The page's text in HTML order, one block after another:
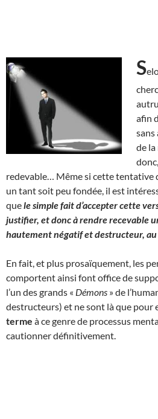
S
afin
sans
de
redevable… Même si cette tentative
un tant soit peu fondée, il est
quele simple fait d’accepter cette
justifier, et donc à rendre recevable
hautement négatif et destructeur, au
En fait, et plus prosaïquement, les
comportent ainsi font office de
l’un des grands « Démons » de
destructeurs) et ne sont là que pour
terme à ce genre de processus
cautionner définitivement.